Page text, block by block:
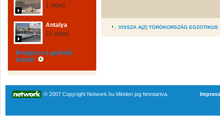
1 videó
Antalya
21 videó
Böngéssz a galériák
között!
VISSZA A(Z) TÖRÖKORSZÁG
© 2007 Copyright Network.hu Minden jog fenntartva.